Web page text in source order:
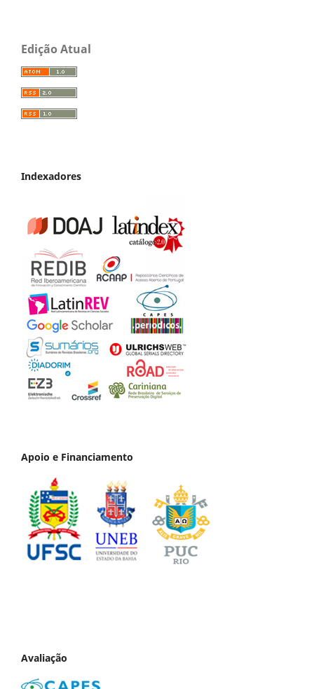
Edição Atual
Indexadores
Apoio e Financiamento
Avaliação